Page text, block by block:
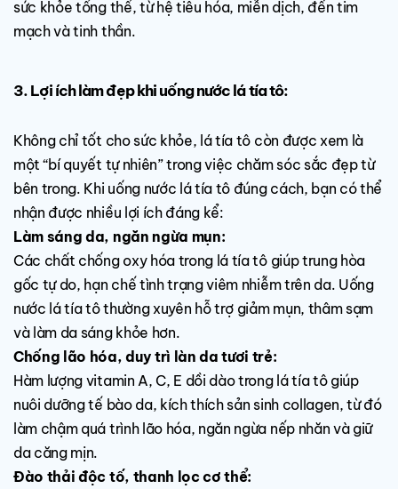
sức khỏe tổng thể, từ hệ tiêu hóa, miễn dịch, đến tim
mạch và tinh thần.
3. Lợi ích làm đẹp khi uống nước lá tía tô:
Không chỉ tốt cho sức khỏe, lá tía tô còn được xem là
một “bí quyết tự nhiên” trong việc chăm sóc sắc đẹp từ
bên trong. Khi uống nước lá tía tô đúng cách, bạn có thể
nhận được nhiều lợi ích đáng kể:
Làm sáng da, ngăn ngừa mụn:
Các chất chống oxy hóa trong lá tía tô giúp trung hòa
gốc tự do, hạn chế tình trạng viêm nhiễm trên da. Uống
nước lá tía tô thường xuyên hỗ trợ giảm mụn, thâm sạm
và làm da sáng khỏe hơn.
Chống lão hóa, duy trì làn da tươi trẻ:
Hàm lượng vitamin A, C, E dồi dào trong lá tía tô giúp
nuôi dưỡng tế bào da, kích thích sản sinh collagen, từ đó
làm chậm quá trình lão hóa, ngăn ngừa nếp nhăn và giữ
da căng mịn.
Đào thải độc tố, thanh lọc cơ thể: